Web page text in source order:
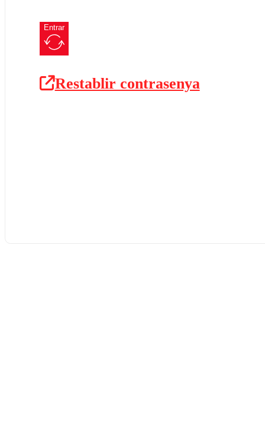
Entrar
Restablir contrasenya